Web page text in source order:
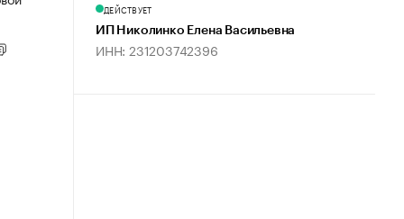
ДЕЙСТВУЕТ
ИП Николинко Елена Васильевна
ИНН: 231203742396